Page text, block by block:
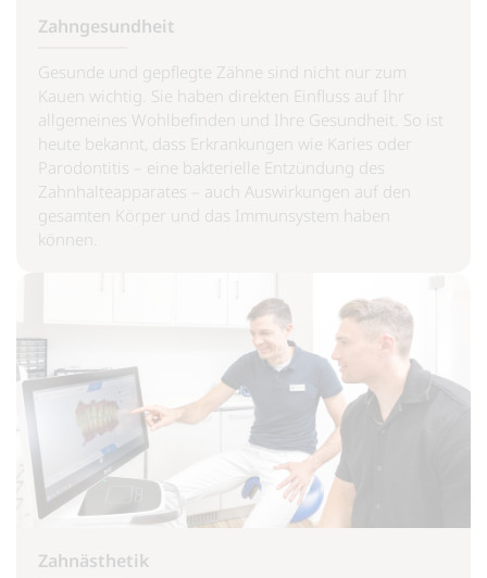
Zahngesundheit
Gesunde und gepflegte Zähne sind nicht nur zum
Kauen wichtig. Sie haben direkten Einfluss auf Ihr
allgemeines Wohlbefinden und Ihre Gesundheit. So ist
heute bekannt, dass Erkrankungen wie Karies oder
Parodontitis – eine bakterielle Entzündung des
Zahnhalteapparates – auch Auswirkungen auf den
gesamten Körper und das Immunsystem haben
können.
Zahnästhetik